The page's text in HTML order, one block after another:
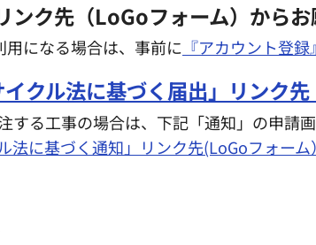
ンク先（LoGoフォーム）からお
になる場合は、事前に 『アカウント登録』
クル法に基づく届出」リンク先
する工事の場合は、下記「通知」の申請
法に基づく通知」リンク先(LoGoフォーム）